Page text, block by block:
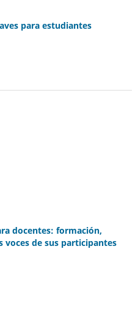
para estudiantes
docentes: formación,
voces de sus participantes